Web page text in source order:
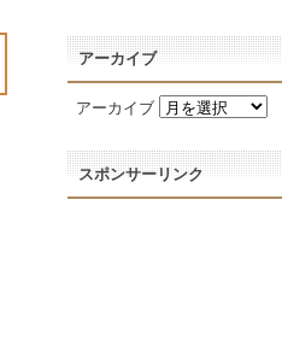
アーカイブ
アーカイブ
スポンサーリンク